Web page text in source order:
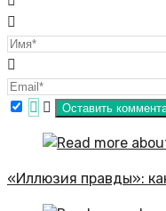
«Иллюзия правды»: